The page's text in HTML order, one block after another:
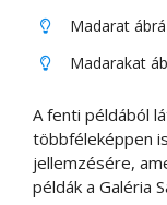
Madarat
Madarakat
A fenti példából
többféleképpen
jellemzésére,
példák a Galéria